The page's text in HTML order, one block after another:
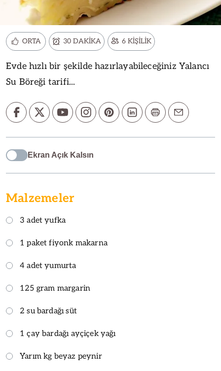
ORTA 30 DAKİKA 6 KİŞİLİK
Evde hızlı bir şekilde hazırlayabileceğiniz Yalancı
Su Böreği tarifi...
Ekran Açık Kalsın
Malzemeler
3 adet yufka
1 paket fiyonk makarna
4 adet yumurta
125 gram margarin
2 su bardağı süt
1 çay bardağı ayçiçek yağı
Yarım kg beyaz peynir